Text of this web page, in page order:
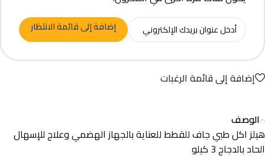
إضافة إلى قائمة الانتظار
إضافة إلى قائمة الرغبات
الوصف
هيلز اكل طبي جاف للقطط للعناية بالجهاز الهضمي وعلاج للإسهال
الحاد بالدجاج 3 كيلو